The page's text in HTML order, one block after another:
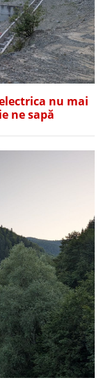
nu mai
ne sapă